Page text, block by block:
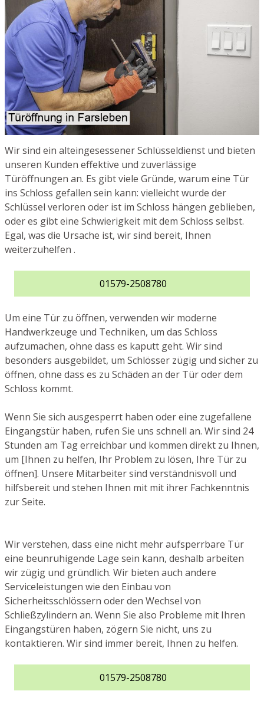
Wir sind ein alteingesessener Schlüsseldienst und bieten
unseren Kunden effektive und zuverlässige
Türöffnungen an. Es gibt viele Gründe, warum eine Tür
ins Schloss gefallen sein kann: vielleicht wurde der
Schlüssel verloren oder ist im Schloss hängen geblieben,
oder es gibt eine Schwierigkeit mit dem Schloss selbst.
Egal, was die Ursache ist, wir sind bereit, Ihnen
weiterzuhelfen .
01579-2508780
Um eine Tür zu öffnen, verwenden wir moderne
Handwerkzeuge und Techniken, um das Schloss
aufzumachen, ohne dass es kaputt geht. Wir sind
besonders ausgebildet, um Schlösser zügig und sicher zu
öffnen, ohne dass es zu Schäden an der Tür oder dem
Schloss kommt.
Wenn Sie sich ausgesperrt haben oder eine zugefallene
Eingangstür haben, rufen Sie uns schnell an. Wir sind 24
Stunden am Tag erreichbar und kommen direkt zu Ihnen,
um [Ihnen zu helfen, Ihr Problem zu lösen, Ihre Tür zu
öffnen]. Unsere Mitarbeiter sind verständnisvoll und
hilfsbereit und stehen Ihnen mit mit ihrer Fachkenntnis
zur Seite.
Wir verstehen, dass eine nicht mehr aufsperrbare Tür
eine beunruhigende Lage sein kann, deshalb arbeiten
wir zügig und gründlich. Wir bieten auch andere
Serviceleistungen wie den Einbau von
Sicherheitsschlössern oder den Wechsel von
Schließzylindern an. Wenn Sie also Probleme mit Ihren
Eingangstüren haben, zögern Sie nicht, uns zu
kontaktieren. Wir sind immer bereit, Ihnen zu helfen.
01579-2508780